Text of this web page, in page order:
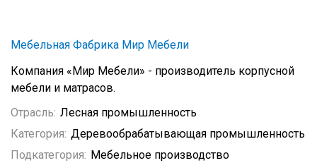
Мебельная Фабрика Мир Мебели
Компания «Мир Мебели» - производитель корпусной
мебели и матрасов.
Отрасль: Лесная промышленность
Категория: Деревообрабатывающая промышленность
Подкатегория: Мебельное производство